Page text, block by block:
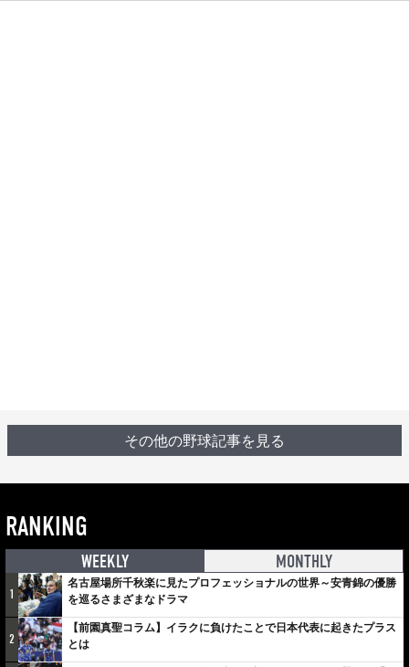
その他の野球記事を見る
RANKING
WEEKLY MONTHLY
1
名古屋場所千秋楽に見たプロフェッショナルの世界～安青錦の優勝
を巡るさまざまなドラマ
2
【前園真聖コラム】イラクに負けたことで日本代表に起きたプラス
とは